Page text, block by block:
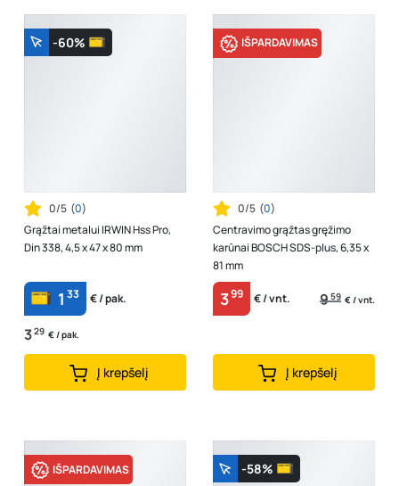
-60%
0/5 (0)
Grąžtai metalui IRWIN Hss Pro,
Din 338, 4,5 x 47 x 80 mm
1 33 € / pak.
329 € / pak.
Į krepšelį
IŠPARDAVIMAS
0/5 (0)
Centravimo grąžtas gręžimo
karūnai BOSCH SDS-plus, 6,35 x
81 mm
399 € / vnt. 959 € / vnt.
Į krepšelį
IŠPARDAVIMAS -58%